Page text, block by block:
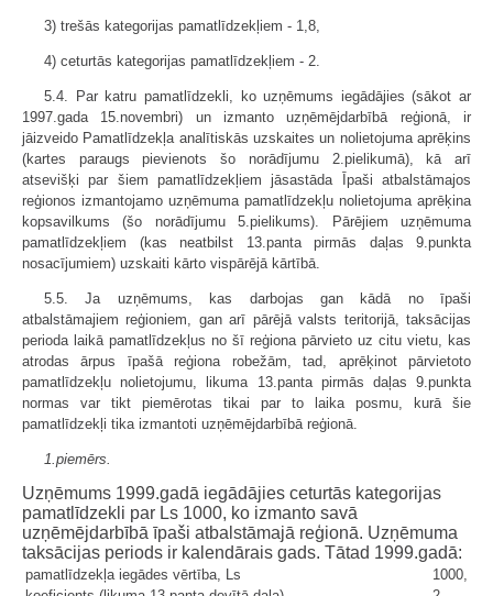
3) trešās kategorijas pamatlīdzekļiem - 1,8,
4) ceturtās kategorijas pamatlīdzekļiem - 2.
5.4. Par katru pamatlīdzekli, ko uzņēmums iegādājies (sākot ar
1997.gada 15.novembri) un izmanto uzņēmējdarbībā reģionā, ir
jāizveido Pamatlīdzekļa analītiskās uzskaites un nolietojuma aprēķins
(kartes paraugs pievienots šo norādījumu 2.pielikumā), kā arī
atsevišķi par šiem pamatlīdzekļiem jāsastāda Īpaši atbalstāmajos
reģionos izmantojamo uzņēmuma pamatlīdzekļu nolietojuma aprēķina
kopsavilkums (šo norādījumu 5.pielikums). Pārējiem uzņēmuma
pamatlīdzekļiem (kas neatbilst 13.panta pirmās daļas 9.punkta
nosacījumiem) uzskaiti kārto vispārējā kārtībā.
5.5. Ja uzņēmums, kas darbojas gan kādā no īpaši
atbalstāmajiem reģioniem, gan arī pārējā valsts teritorijā, taksācijas
perioda laikā pamatlīdzekļus no šī reģiona pārvieto uz citu vietu, kas
atrodas ārpus īpašā reģiona robežām, tad, aprēķinot pārvietoto
pamatlīdzekļu nolietojumu, likuma 13.panta pirmās daļas 9.punkta
normas var tikt piemērotas tikai par to laika posmu, kurā šie
pamatlīdzekļi tika izmantoti uzņēmējdarbībā reģionā.
1.piemērs.
Uzņēmums 1999.gadā iegādājies ceturtās kategorijas
pamatlīdzekli par Ls 1000, ko izmanto savā
uzņēmējdarbībā īpaši atbalstāmajā reģionā. Uzņēmuma
taksācijas periods ir kalendārais gads. Tātad 1999.gadā:
pamatlīdzekļa iegādes vērtība, Ls
1000,